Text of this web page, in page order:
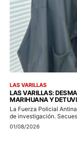
LAS VARILLAS
LAS VARILLAS:
MARIHUANA Y
La Fuerza Policial
de investigación.
01/08/2026